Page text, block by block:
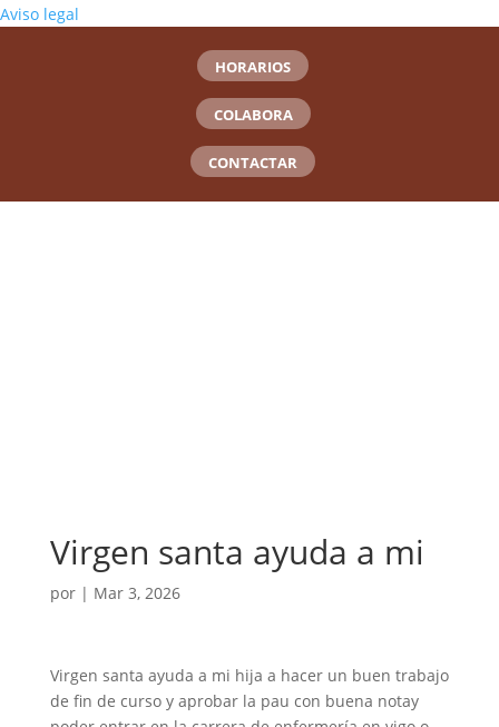
Aviso legal
HORARIOS
COLABORA
CONTACTAR
Virgen santa ayuda a mi
por | Mar 3, 2026
Virgen santa ayuda a mi hija a hacer un buen trabajo
de fin de curso y aprobar la pau con buena notay